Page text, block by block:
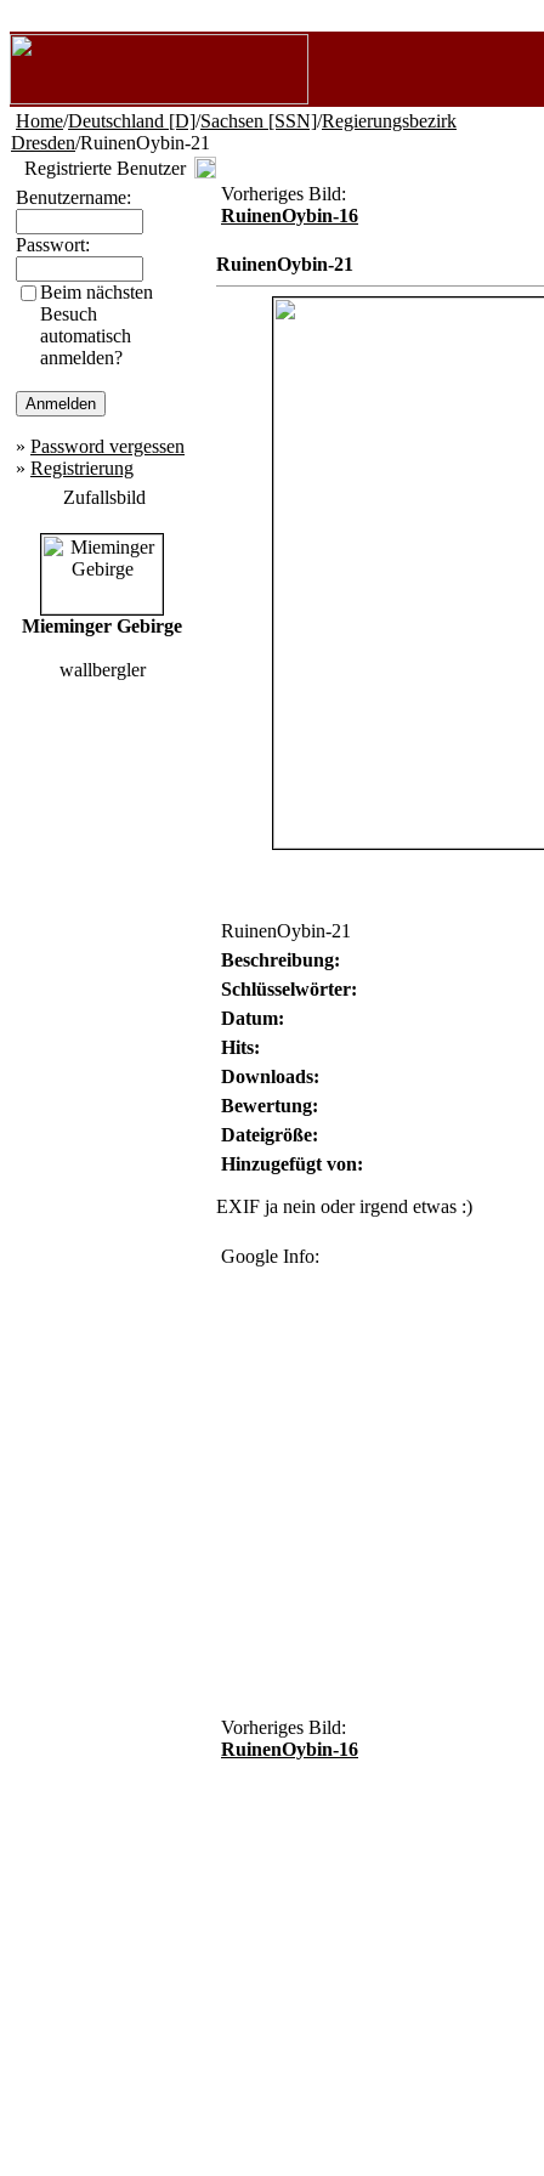
Home/Deutschland [D]/Sachsen [SSN]/Regierungsbezirk
Dresden/RuinenOybin-21
Registrierte Benutzer
Benutzername:
Passwort:
Beim nächsten
Besuch
automatisch
anmelden?
» Password vergessen
» Registrierung
Zufallsbild
Mieminger Gebirge
wallbergler
Vorheriges Bild:
RuinenOybin-16
RuinenOybin-21
RuinenOybin-21
Beschreibung:
Schlüsselwörter:
Datum:
Hits:
Downloads:
Bewertung:
Dateigröße:
Hinzugefügt von:
EXIF ja nein oder irgend etwas :)
Google Info:
Vorheriges Bild:
RuinenOybin-16